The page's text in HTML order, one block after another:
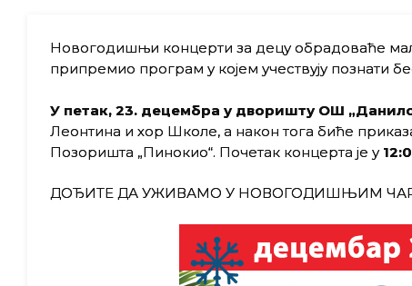
Новогодишњи концерти за децу обрадоваће
припремио програм у којем учествују познати
У петак, 23. децембра у дворишту ОШ
Леонтина и хор Школе, а након тога биће
Позоришта „Пинокио“. Почетак концерта је у
ДОЂИТЕ ДА УЖИВАМО У НОВОГОДИШЊИМ